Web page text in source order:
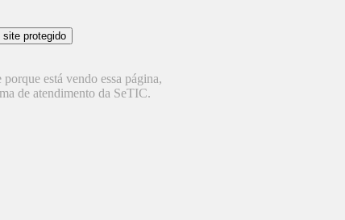
está vendo essa página,
de atendimento da SeTIC.